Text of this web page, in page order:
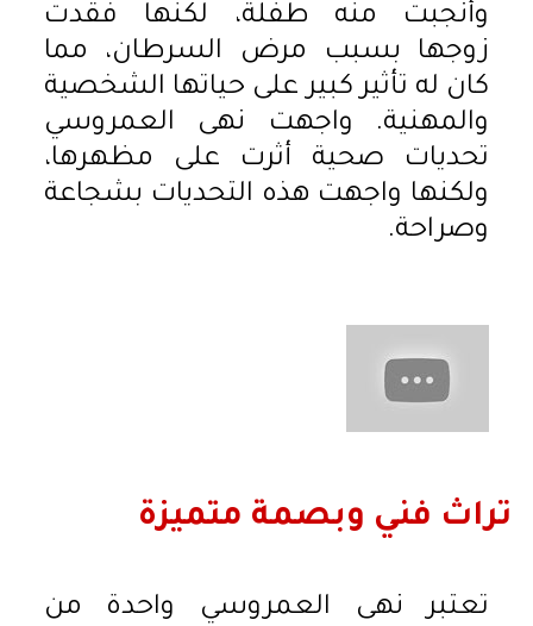
وأنجبت منه طفلة، لكنها فقدت
زوجها بسبب مرض السرطان، مما
كان له تأثير كبير على حياتها الشخصية
والمهنية. واجهت نهى العمروسي
تحديات صحية أثرت على مظهرها،
ولكنها واجهت هذه التحديات بشجاعة
وصراحة.
تراث فني وبصمة متميزة
تعتبر نهى العمروسي واحدة من